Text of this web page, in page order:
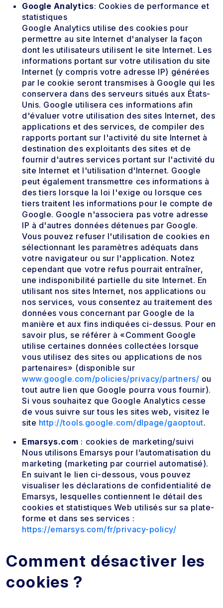
Google Analytics: Cookies de performance et
statistiques
Google Analytics utilise des cookies pour
permettre au site Internet d'analyser la façon
dont les utilisateurs utilisent le site Internet. Les
informations portant sur votre utilisation du site
Internet (y compris votre adresse IP) générées
par le cookie seront transmises à Google qui les
conservera dans des serveurs situés aux États-
Unis. Google utilisera ces informations afin
d'évaluer votre utilisation des sites Internet, des
applications et des services, de compiler des
rapports portant sur l'activité du site Internet à
destination des exploitants des sites et de
fournir d'autres services portant sur l'activité du
site Internet et l'utilisation d'Internet. Google
peut également transmettre ces informations à
des tiers lorsque la loi l'exige ou lorsque ces
tiers traitent les informations pour le compte de
Google. Google n'associera pas votre adresse
IP à d'autres données détenues par Google.
Vous pouvez refuser l'utilisation de cookies en
sélectionnant les paramètres adéquats dans
votre navigateur ou sur l'application. Notez
cependant que votre refus pourrait entraîner,
une indisponibilité partielle du site Internet. En
utilisant nos sites Internet, nos applications ou
nos services, vous consentez au traitement des
données vous concernant par Google de la
manière et aux fins indiquées ci-dessus. Pour en
savoir plus, se référer à «Comment Google
utilise certaines données collectées lorsque
vous utilisez des sites ou applications de nos
partenaires» (disponible sur
www.google.com/policies/privacy/partners/ ou
tout autre lien que Google pourra vous fournir).
Si vous souhaitez que Google Analytics cesse
de vous suivre sur tous les sites web, visitez le
site http://tools.google.com/dlpage/gaoptout.
Emarsys.com : cookies de marketing/suivi
Nous utilisons Emarsys pour l’automatisation du
marketing (marketing par courriel automatisé).
En suivant le lien ci-dessous, vous pouvez
visualiser les déclarations de confidentialité de
Emarsys, lesquelles contiennent le détail des
cookies et statistiques Web utilisés sur sa plate-
forme et dans ses services :
https://emarsys.com/fr/privacy-policy/
Comment désactiver les
cookies ?